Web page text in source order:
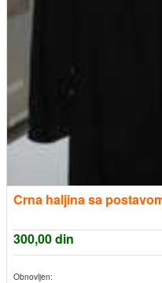
Crna haljina sa
300,00din
Obnovljen: